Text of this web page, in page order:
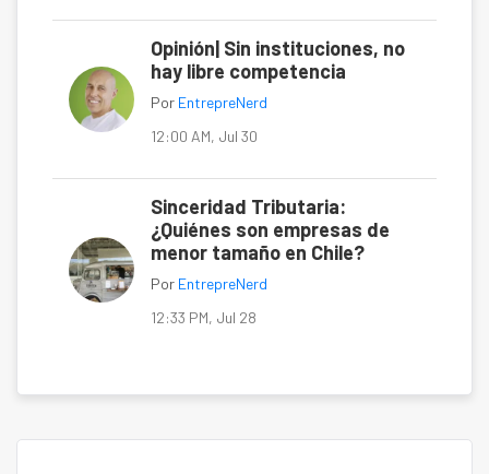
Opinión| Sin instituciones, no
hay libre competencia
Por EntrepreNerd
12:00 AM, Jul 30
Sinceridad Tributaria:
¿Quiénes son empresas de
menor tamaño en Chile?
Por EntrepreNerd
12:33 PM, Jul 28